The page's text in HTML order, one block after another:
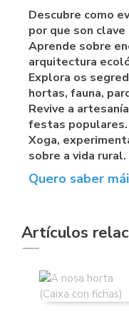
Descubre como
por que son
Aprende sobre
arquitectura
Explora os
hortas, fauna,
Revive a
festas populares.
Xoga,
sobre a vida rural.
Quero saber
Artículos